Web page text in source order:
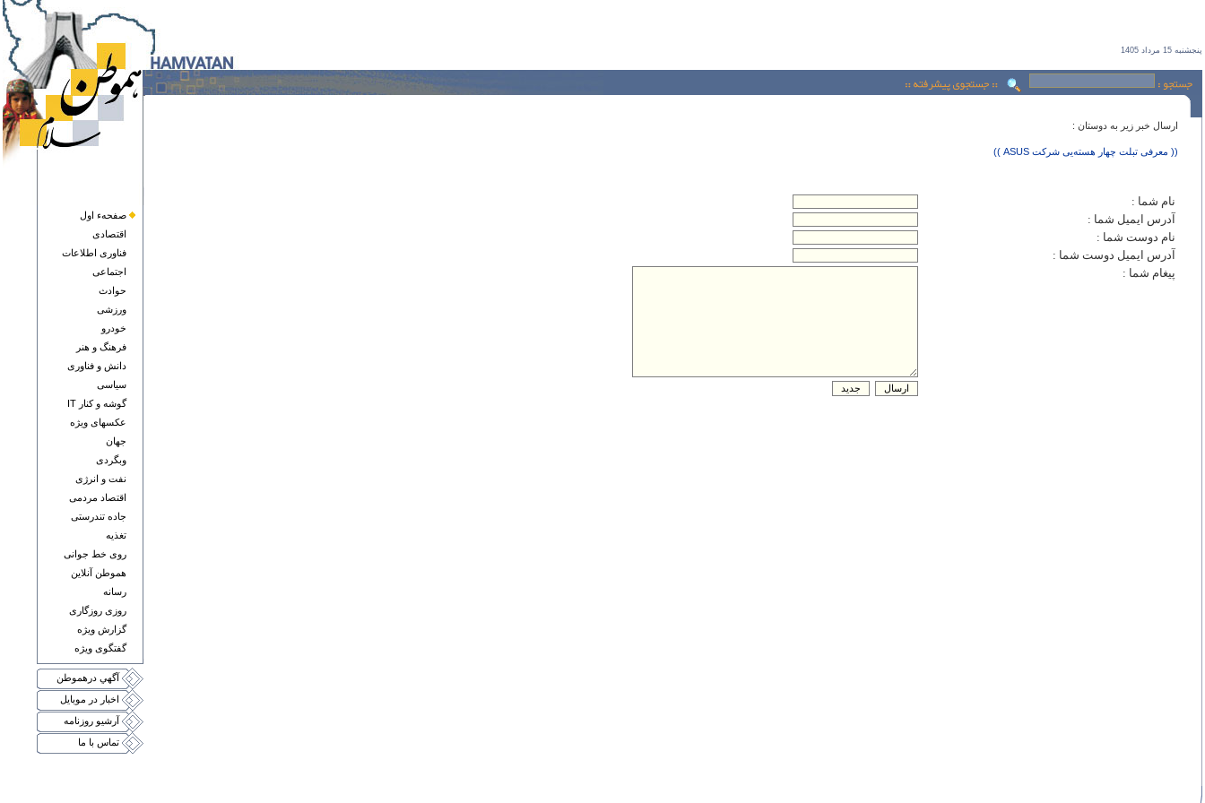
پنجشنبه 15 مرداد 1405
صفحهء اول
اقتصادی
فناوری اطلاعات
اجتماعی
حوادث
ورزشی
خودرو
فرهنگ و هنر
دانش و فناوری
سياسی
گوشه و کنار IT
عکسهای ويژه
جهان
وبگردی
نفت و انرژی
اقتصاد مردمی
جاده تندرستی
تغذيه
روی خط جوانی
هموطن آنلاين
رسانه
روزی روزگاری
گزارش ويژه
گفتگوی ويژه
آگهي درهموطن
اخبار در موبايل
آرشيو روزنامه
تماس با ما
ارسال خبر زير به دوستان :
(( معرفی تبلت چهار هسته‌يی شرکت ASUS‎ ))
نام شما :
آدرس ايميل شما :
نام دوست شما :
آدرس ايميل دوست شما :
پيغام شما :